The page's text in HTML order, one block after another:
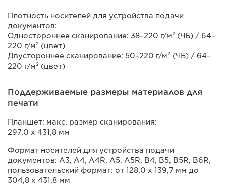
Плотность носителей для устройства подачи
документов:
Одностороннее сканирование: 38–220 г/м² (ЧБ) / 64–
220 г/м² (цвет)
Двустороннее сканирование: 50–220 г/м² (ЧБ) / 64–
220 г/м² (цвет)
Поддерживаемые размеры материалов для
печати
Планшет: макс. размер сканирования:
297,0 x 431,8 мм
Формат носителей для устройства подачи
документов: A3, A4, A4R, A5, A5R, B4, B5, B5R, B6R,
пользовательский формат: от 128,0 x 139,7 мм до
304,8 x 431,8 мм